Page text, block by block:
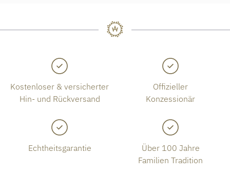
Kostenloser & versicherter
Hin- und Rückversand
Offizieller
Konzessionär
Echtheitsgarantie
Über 100 Jahre
Familien Tradition